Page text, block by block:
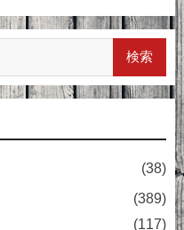
(38)
(389)
(117)